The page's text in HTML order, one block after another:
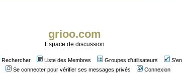
grioo.com
Espace de discussion
Rechercher Liste des Membres Groupes d'utilisateurs
Se connecter pour vérifier ses messages privés Connexion